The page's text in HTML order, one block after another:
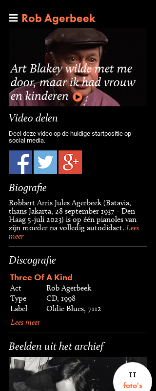
Rob Agerbeek
Art Blakey wilde met me
door, maar ik had vrouw
en kinderen
Video delen
Deel deze video op de huidige startpositie op
social media.
Biografie
Robbert Arris Jules Agerbeek (Batavia,
thans Jakarta, 28 september 1937 - Den
Haag 5-juli 2023) is op één pianoles van
zijn moeder na volledig autodidact. Lees
meer
Discografie
Three Of A Kind
Act
Rob Agerbeek
Type
CD, 1998
Label
Oldie Blues, 7112
Lees meer
Beelden uit het archief
11
foto's